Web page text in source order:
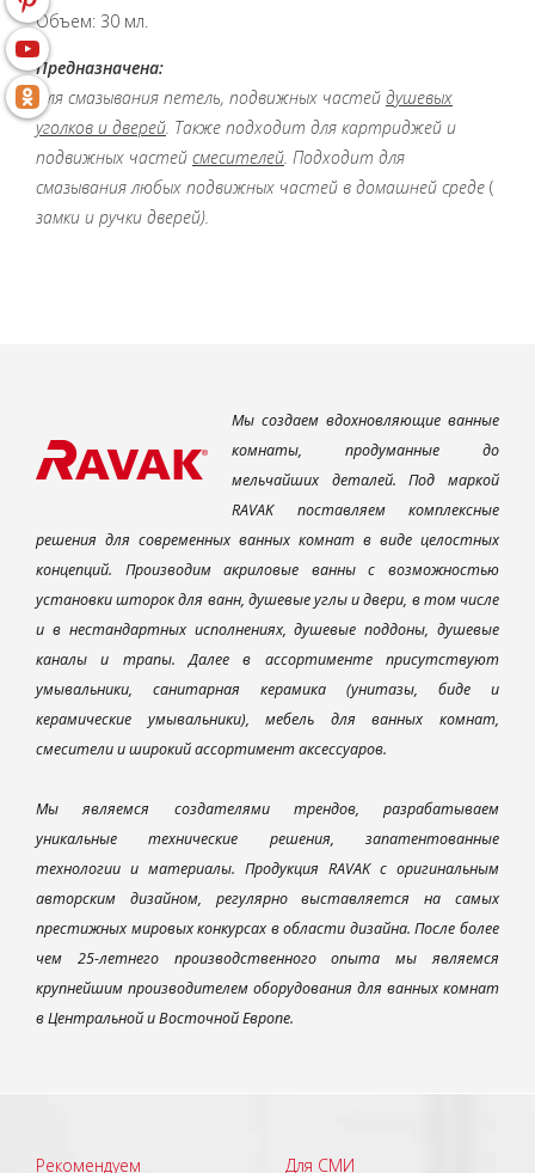
Объем: 30 мл.
Предназначена:
Для смазывания петель, подвижных частей душевых
уголков и дверей. Также подходит для картриджей и
подвижных частей смесителей. Подходит для
смазывания любых подвижных частей в домашней среде (
замки и ручки дверей).
Мы создаем вдохновляющие ванные
комнаты, продуманные до
мельчайших деталей. Под маркой
RAVAK поставляем комплексные
решения для современных ванных комнат в виде целостных
концепций. Производим акриловые ванны с возможностью
установки шторок для ванн, душевые углы и двери, в том числе
и в нестандартных исполнениях, душевые поддоны, душевые
каналы и трапы. Далее в ассортименте присутствуют
умывальники, санитарная керамика (унитазы, биде и
керамические умывальники), мебель для ванных комнат,
смесители и широкий ассортимент аксессуаров.
Мы являемся создателями трендов, разрабатываем
уникальные технические решения, запатентованные
технологии и материалы. Продукция RAVAK с оригинальным
авторским дизайном, регулярно выставляется на самых
престижных мировых конкурсах в области дизайна. После более
чем 25-летнего производственного опыта мы являемся
крупнейшим производителем оборудования для ванных комнат
в Центральной и Восточной Европе.
Рекомендуем Для СМИ